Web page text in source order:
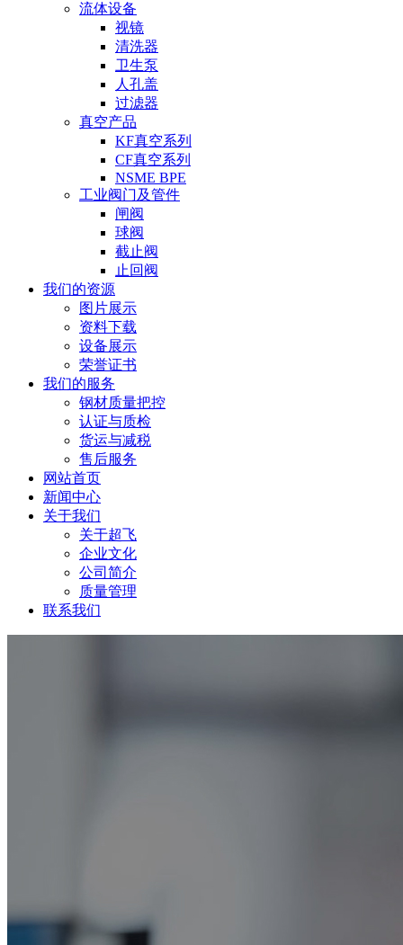
流体设备
视镜
清洗器
卫生泵
人孔盖
过滤器
真空产品
KF真空系列
CF真空系列
NSME BPE
工业阀门及管件
闸阀
球阀
截止阀
止回阀
我们的资源
图片展示
资料下载
设备展示
荣誉证书
我们的服务
钢材质量把控
认证与质检
货运与减税
售后服务
网站首页
新闻中心
关于我们
关于超飞
企业文化
公司简介
质量管理
联系我们